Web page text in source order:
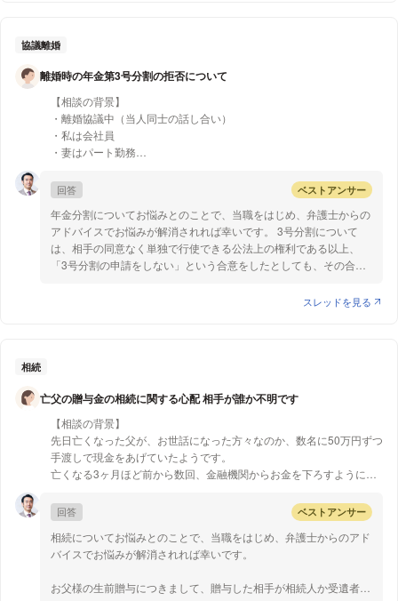
約違反があると思われる事情がございますので、賃借人と賃貸人の
置かれましては、契約違反を理由として賃貸借契約を解除し、立退
料の支払いなしに立ち退きを要求できると考えられます
（賃貸借契約においては、賃借人の軽微な契約違反のみでは契約の
解除をすることができない場合がありますが、本件の事情からする
と「信頼関係が破壊された」といえる余地は十分あると考えられま
す）
また、原状回復に関しても、契約の内容によりますが、契約の内容
通り、もしくは契約の内容で定めがなければ通常の使用を超えるよ
うな損耗・毀損に関しては原状回復を請求することができると考え
られます。
担とするのが妥当であると考えられる。」
つまり、襖や障子、畳表を賃借人が毀損した場合には、経過年数に
関係なく、賃借人の負担で毀損した枚数を張替えることになりま
す。しかし、襖や障子、畳表の損耗が経年変化や通常使用によるも
のだけであれば、賃借人の負担で張替える必要はありません。
ただ、「原状回復費は借主の負担とする」といった特約がある場合
もありますので、注意が必要です。
原状回復に関する賃借人に不利な内容の特約は、近年の(最高裁の)
判例も踏まえ、次のような用件を満たしておく必要があると解され
ます。
以上参考になれば幸いです。
協議離婚
離婚時の年金第3号分割の拒否について
【相談の背景】
・離婚協議中（当人同士の話し合い）
・私は会社員
・妻はパート勤務
私は、親権や経済的補填を妻側に渡すことで第3号分割の申請をさせ
ないようにしたと考えています
【質問1】
公正証書で妻側に第3号分割の申請をしないことを条件に盛り込むこ
回答 ベストアンサー
年金分割についてお悩みとのことで、当職をはじめ、弁護士からの
アドバイスでお悩みが解消されれば幸いです。 3号分割について
は、相手の同意なく単独で行使できる公法上の権利である以上、
「3号分割の申請をしない」という合意をしたとしても、その合意
が離婚成立後2年以内に年金事務所で手続をすれば、按分割合0.5で
スレッドを見る
相続
亡父の贈与金の相続に関する心配 相手が誰か不明です
【相談の背景】
先日亡くなった父が、お世話になった方々なのか、数名に50万円ずつ
手渡しで現金をあげていたようです。
亡くなる3ヶ月ほど前から数回、金融機関からお金を下ろすように言
のか、詳しい内容は聞いても教えてくれませんでした。
父が亡くなる直前にもう一度そのことを尋ねたところ、「お世話に
なった人に…」と言っていましたが、それ以上の詳しい内容は聞くこ
とができず亡くなりました。
残った財産から相続を行うつもりでしたが、ふと思い出したので気に
回答 ベストアンサー
相続についてお悩みとのことで、当職をはじめ、弁護士からのアド
バイスでお悩みが解消されれば幸いです。
お父様の生前贈与につきまして、贈与した相手が相続人か受遺者